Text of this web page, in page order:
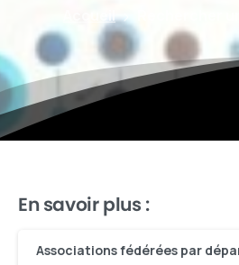
Accueil
En savoir plus :
Associations fédérées par